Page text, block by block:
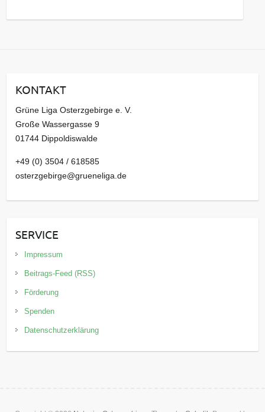
a
v
KONTAKT
Grüne Liga Osterzgebirge e. V.
Große Wassergasse 9
01744 Dippoldiswalde
+49 (0) 3504 / 618585
osterzgebirge@grueneliga.de
SERVICE
Impressum
Beitrags-Feed (RSS)
Förderung
Spenden
Datenschutzerklärung